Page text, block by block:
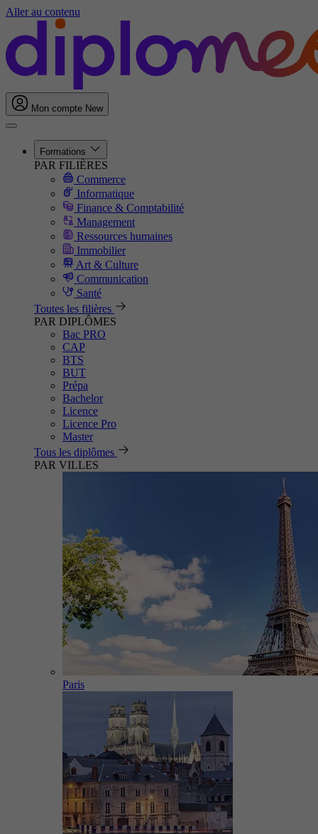
Aller au contenu
Mon compte New
Formations
PAR FILIÈRES
Commerce
Informatique
Finance & Comptabilité
Management
Ressources humaines
Immobilier
Art & Culture
Communication
Santé
Toutes les filières
PAR DIPLÔMES
Bac PRO
CAP
BTS
BUT
Prépa
Bachelor
Licence
Licence Pro
Master
Tous les diplômes
PAR VILLES
Paris